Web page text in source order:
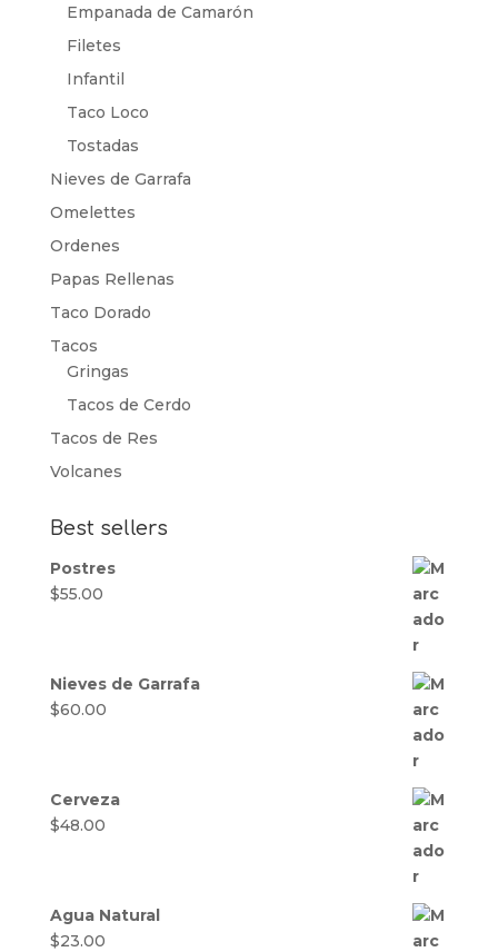
Empanada de Camarón
Filetes
Infantil
Taco Loco
Tostadas
Nieves de Garrafa
Omelettes
Ordenes
Papas Rellenas
Taco Dorado
Tacos
Gringas
Tacos de Cerdo
Tacos de Res
Volcanes
Best sellers
Postres
$55.00
Nieves de Garrafa
$60.00
Cerveza
$48.00
Agua Natural
$23.00